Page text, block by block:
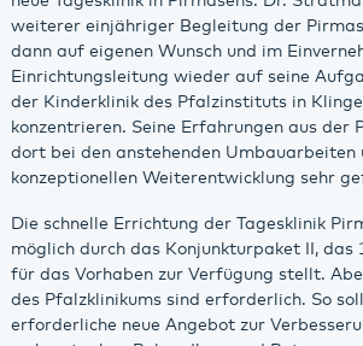
weiterer einjähriger Begleitung der
dann auf eigenen Wunsch und im
Einrichtungsleitung wieder auf seine
der Kinderklinik des Pfalzinstituts in
konzentrieren. Seine Erfahrungen aus der
dort bei den anstehenden Umbauarbeiten
konzeptionellen Weiterentwicklung sehr
Die schnelle Errichtung der Tagesklinik
möglich durch das Konjunkturpaket II, das
für das Vorhaben zur Verfügung stellt.
des Pfalzklinikums sind erforderlich. So
erforderliche neue Angebot zur